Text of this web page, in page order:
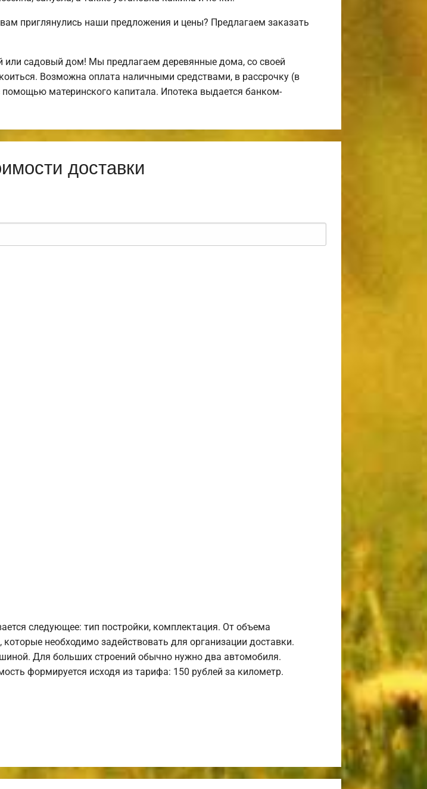
приглянулись наши предложения и цены? Предлагаем заказать
садовый дом! Мы предлагаем деревянные дома, со своей
Возможна оплата наличными средствами, в рассрочку (в
материнского капитала. Ипотека выдается банком-
доставки
следующее: тип постройки, комплектация. От объема
необходимо задействовать для организации доставки.
Для больших строений обычно нужно два автомобиля.
формируется исходя из тарифа: 150 рублей за километр.